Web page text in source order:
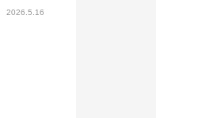
2026.5.16